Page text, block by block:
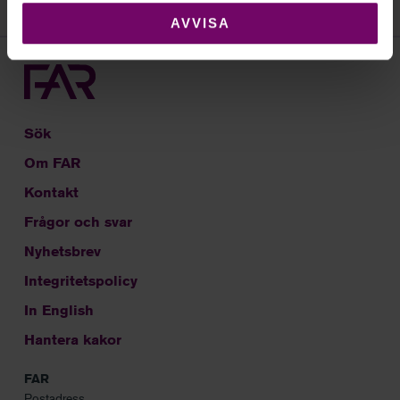
AVVISA
Sök
Om FAR
Kontakt
Frågor och svar
Nyhetsbrev
Integritetspolicy
In English
Hantera kakor
FAR